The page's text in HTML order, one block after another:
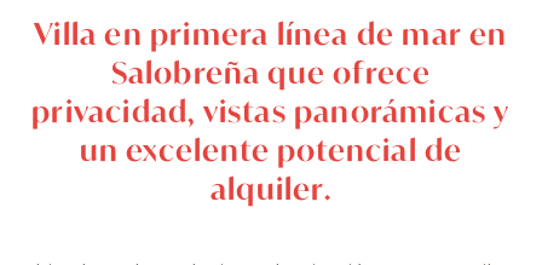
Villa en primera línea de mar en
Salobreña que ofrece
privacidad, vistas panorámicas y
un excelente potencial de
alquiler.